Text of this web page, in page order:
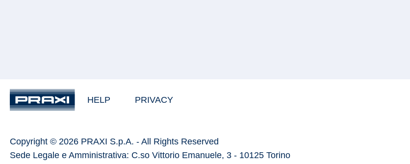
HELP PRIVACY
Copyright © 2026 PRAXI S.p.A. - All Rights Reserved
Sede Legale e Amministrativa: C.so Vittorio Emanuele, 3 - 10125 Torino